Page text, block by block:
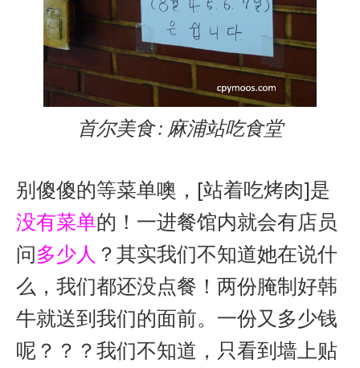
首尔美食 : 麻浦站吃食堂
别傻傻的等菜单噢，[站着吃烤肉]是
没有菜单的！一进餐馆内就会有店员
问多少人 ？其实我们不知道她在说什
么，我们都还没点餐！两份腌制好韩
牛就送到我们的面前。一份又多少钱
呢？？？我们不知道，只看到墙上贴